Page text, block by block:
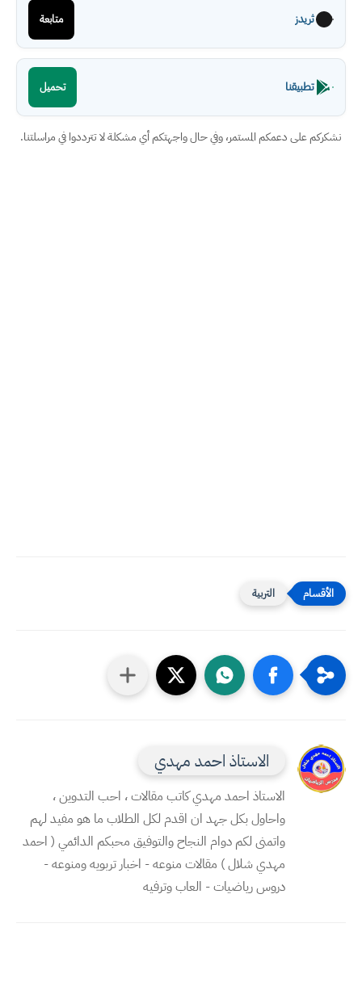
ثريدز متابعة
تطبيقنا تحميل
نشكركم على دعمكم المستمر، وفي حال واجهتكم أي مشكلة لا تترددوا في مراسلتنا.
التربية
الاستاذ احمد مهدي
الاستاذ احمد مهدي كاتب مقالات ، احب التدوين ،
واحاول بكل جهد ان اقدم لكل الطلاب ما هو مفيد لهم
واتمنى لكم دوام النجاح والتوفيق محبكم الدائمي ( احمد
مهدي شلال ) مقالات منوعه - اخبار تربويه ومنوعه -
دروس رياضيات - العاب وترفيه